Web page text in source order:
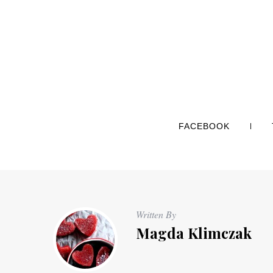
FACEBOOK
Written By
Magda Klimczak